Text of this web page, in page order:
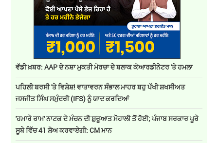
ਵੱਡੀ ਖ਼ਬਰ: AAP ਦੇ ਨਸ਼ਾ ਮੁਕਤੀ ਮੋਰਚਾ ਦੇ ਬਲਾਕ ਕੋਆਰਡੀਨੇਟਰ 'ਤੇ ਹਮਲਾ
ਪਹਿਲੀ ਬਰਸੀ 'ਤੇ ਵਿਸ਼ੇਸ਼! ਵਾਤਾਵਰਨ ਸੰਭਾਲ ਮਾਹਰ ਬਹੁ ਪੱਖੀ ਸ਼ਖਸੀਅਤ
ਜਸਜੀਤ ਸਿੰਘ ਸਮੁੰਦਰੀ (IFS) ਨੂੰ ਯਾਦ ਕਰਦਿਆਂ
'ਹਮਾਰੇ ਰਾਮ' ਨਾਟਕ ਦੇ ਮੰਚਨ ਦੀ ਸ਼ੁਰੂਆਤ ਮੋਹਾਲੀ ਤੋਂ ਹੋਈ; ਪੰਜਾਬ ਸਰਕਾਰ ਪੂਰੇ
ਸੂਬੇ ਵਿੱਚ 41 ਸ਼ੋਅ ਕਰਵਾਏਗੀ: CM ਮਾਨ